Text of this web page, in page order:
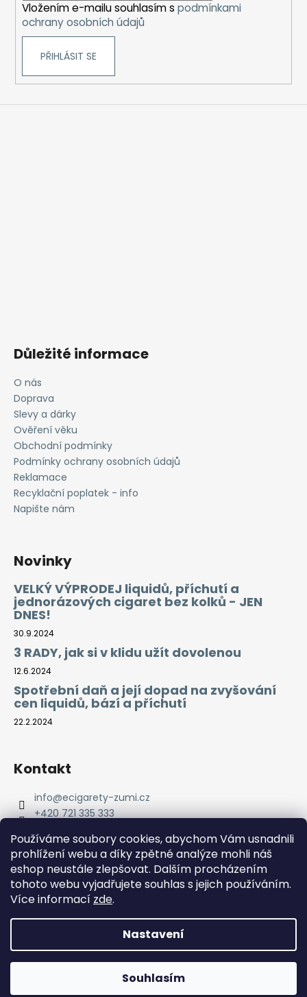
Používáme soubory cookies, abychom Vám usnadnili
prohlížení webu a díky zpětné analýze mohli náš
eshop neustále zlepšovat. Dalším procházením
tohoto webu vyjadřujete souhlas s jejich používáním.
Více informací zde.
Nastavení
Souhlasím
Doprava ZDARMA od 2000 Kč! Dárek k objednávce od 2500
Vložením e-mailu souhlasím s podmínkami
ochrany osobních údajů
PŘIHLÁSIT SE
Důležité informace
O nás
Doprava
Slevy a dárky
Ověření věku
Obchodní podmínky
Podmínky ochrany osobních údajů
Reklamace
Recyklační poplatek - info
Napište nám
Novinky
VELKÝ VÝPRODEJ liquidů, příchutí a
jednorázových cigaret bez kolků - JEN
DNES!
30.9.2024
3 RADY, jak si v klidu užít dovolenou
12.6.2024
Spotřební daň a její dopad na zvyšování
cen liquidů, bází a příchutí
22.2.2024
Kontakt
info@ecigarety-zumi.cz
+420 721 335 333
Copyright 2026eCigarety ZUMI. Všechna práva
vyhrazena.